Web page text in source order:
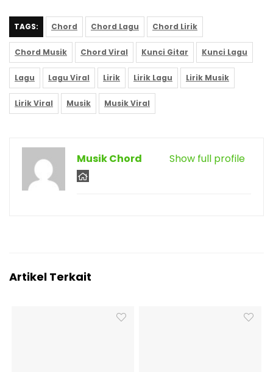
TAGS: Chord Chord Lagu Chord Lirik
Chord Musik Chord Viral Kunci Gitar Kunci Lagu
Lagu Lagu Viral Lirik Lirik Lagu Lirik Musik
Lirik Viral Musik Musik Viral
Show full profile
Musik Chord
Artikel Terkait